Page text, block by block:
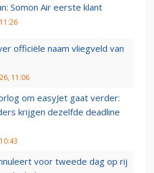
Somon Air eerste klant
officiële naam vliegveld van
11:06
om easyJet gaat verder:
krijgen dezelfde deadline
voor tweede dag op rij